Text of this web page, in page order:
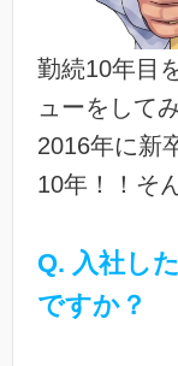
勤続10年目
ューをして
2016年に新
10年！！そ
Q. 入社し
ですか？